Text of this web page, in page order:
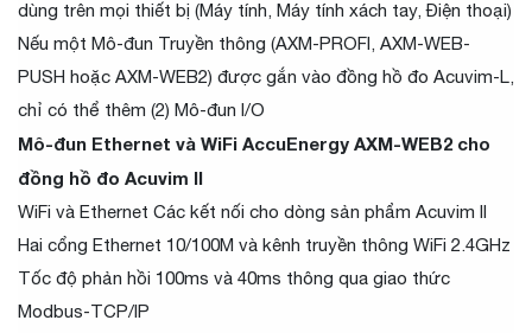
dùng trên mọi thiết bị (Máy tính, Máy tính xách tay, Điện thoại)
Nếu một Mô-đun Truyền thông (AXM-PROFI, AXM-WEB-
PUSH hoặc AXM-WEB2) được gắn vào đồng hồ đo Acuvim-L,
chỉ có thể thêm (2) Mô-đun I/O
Mô-đun Ethernet và WiFi AccuEnergy AXM-WEB2 cho
đồng hồ đo Acuvim II
WiFi và Ethernet Các kết nối cho dòng sản phẩm Acuvim II
Hai cổng Ethernet 10/100M và kênh truyền thông WiFi 2.4GHz
Tốc độ phản hồi 100ms và 40ms thông qua giao thức
Modbus-TCP/IP